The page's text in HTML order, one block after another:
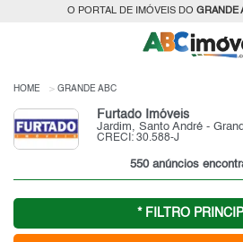
O PORTAL DE IMÓVEIS DO GRANDE
HOME GRANDE ABC
Furtado Imóveis
Jardim, Santo André -
CRECI: 30.588-J
550 anúncios
* FILTRO